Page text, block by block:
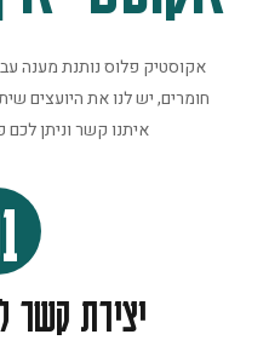
אקוסטיק פלוס נותנת מענה
חומרים, יש לנו את היועצים
איתנו קשר וניתן לכם
יצירת קשר